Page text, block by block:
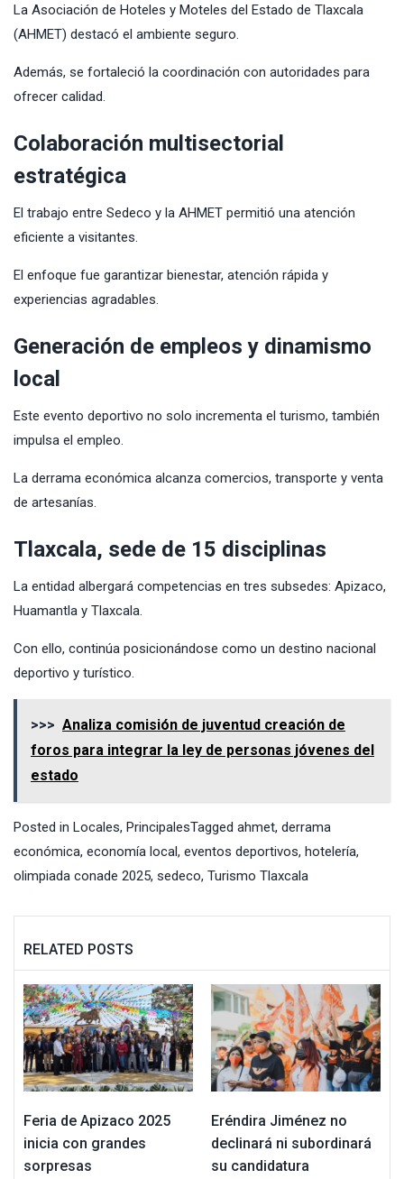
La Asociación de Hoteles y Moteles del Estado de Tlaxcala
(AHMET) destacó el ambiente seguro.
Además, se fortaleció la coordinación con autoridades para
ofrecer calidad.
Colaboración multisectorial
estratégica
El trabajo entre Sedeco y la AHMET permitió una atención
eficiente a visitantes.
El enfoque fue garantizar bienestar, atención rápida y
experiencias agradables.
Generación de empleos y dinamismo
local
Este evento deportivo no solo incrementa el turismo, también
impulsa el empleo.
La derrama económica alcanza comercios, transporte y venta
de artesanías.
Tlaxcala, sede de 15 disciplinas
La entidad albergará competencias en tres subsedes: Apizaco,
Huamantla y Tlaxcala.
Con ello, continúa posicionándose como un destino nacional
deportivo y turístico.
>>> Analiza comisión de juventud creación de
foros para integrar la ley de personas jóvenes del
estado
Posted in Locales, PrincipalesTagged ahmet, derrama
económica, economía local, eventos deportivos, hotelería,
olimpiada conade 2025, sedeco, Turismo Tlaxcala
RELATED POSTS
Feria de Apizaco 2025
inicia con grandes
sorpresas
Eréndira Jiménez no
declinará ni subordinará
su candidatura